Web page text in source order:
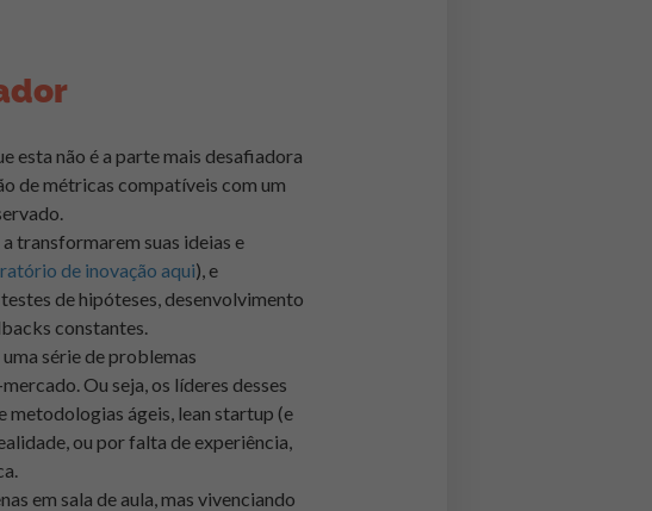
esta não é a parte mais desafiadora
de métricas compatíveis com um
transformarem suas ideias e
de inovação aqui), e
de hipóteses, desenvolvimento
constantes.
série de problemas
Ou seja, os líderes desses
metodologias ágeis, lean startup (e
ou por falta de experiência,
em sala de aula, mas vivenciando